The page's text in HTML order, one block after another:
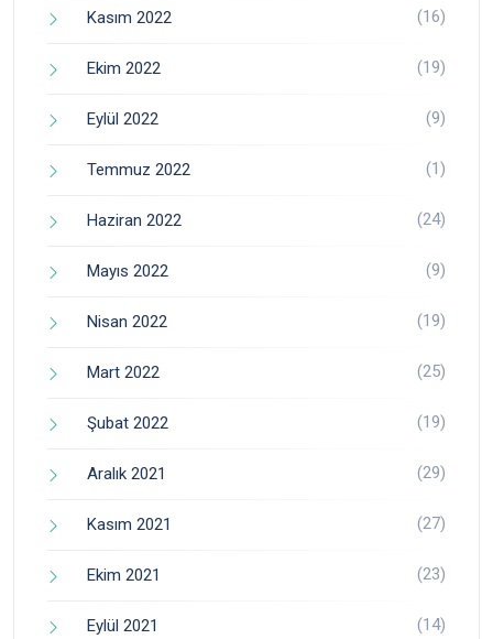
Kasım 2022 (16)
Ekim 2022 (19)
Eylül 2022 (9)
Temmuz 2022 (1)
Haziran 2022 (24)
Mayıs 2022 (9)
Nisan 2022 (19)
Mart 2022 (25)
Şubat 2022 (19)
Aralık 2021 (29)
Kasım 2021 (27)
Ekim 2021 (23)
Eylül 2021 (14)